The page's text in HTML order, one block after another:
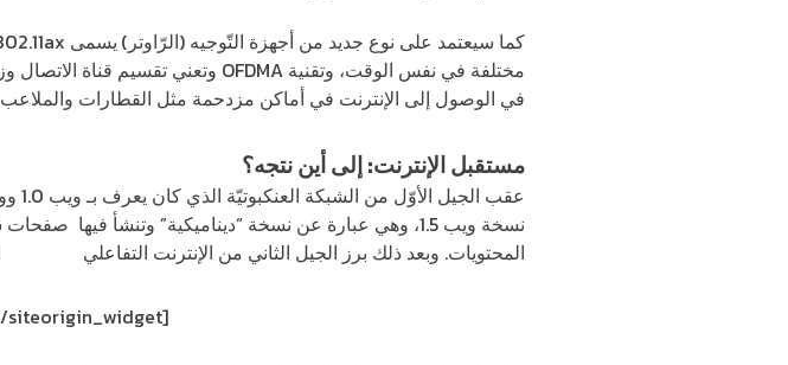
كما سيعتمد على نوع جديد من أجهزة التّوجيه (الرّاوتر)يسمى 802.11 ax
مختلفة في نفس الوقت، وتقنية OFDMA وتعني تقسيم قناة الاتصال
في الوصول إلى الإنترنت في أماكن مزدحمة مثل القطارات والملاعب
مستقبل الإنترنت: إلى أين نتجه؟
عقب الجيل الأوّل من الشبكة العنكبوتيّة الذي كان يعرف بـ ويب 1.0 وويب 1.5. ويب 1.0 ويحتوي صفحات بلغة الترميز التشعبيّة
نسخة ويب 1.5، وهي عبارة عن نسخة “ديناميكية” وتنشأ فيها
المحتويات. وبعد ذلك برز الجيل الثاني من الإنترنت التفاعلي
siteorigin_widget]